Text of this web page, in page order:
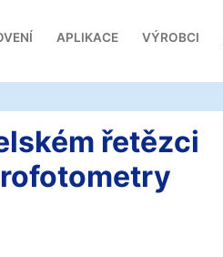
APLIKACE VÝROBCI
řetězci